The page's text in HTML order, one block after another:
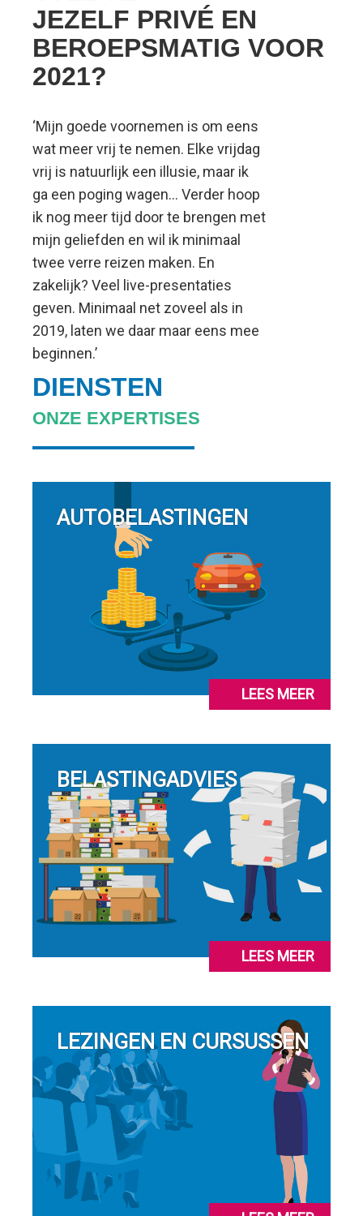
JEZELF PRIVÉ EN
BEROEPSMATIG VOOR
2021?
‘Mijn goede voornemen is om eens
wat meer vrij te nemen. Elke vrijdag
vrij is natuurlijk een illusie, maar ik
ga een poging wagen… Verder hoop
ik nog meer tijd door te brengen met
mijn geliefden en wil ik minimaal
twee verre reizen maken. En
zakelijk? Veel live-presentaties
geven. Minimaal net zoveel als in
2019, laten we daar maar eens mee
beginnen.’
DIENSTEN
ONZE EXPERTISES
AUTOBELASTINGEN
LEES MEER
BELASTINGADVIES
LEES MEER
LEZINGEN EN CURSUSSEN